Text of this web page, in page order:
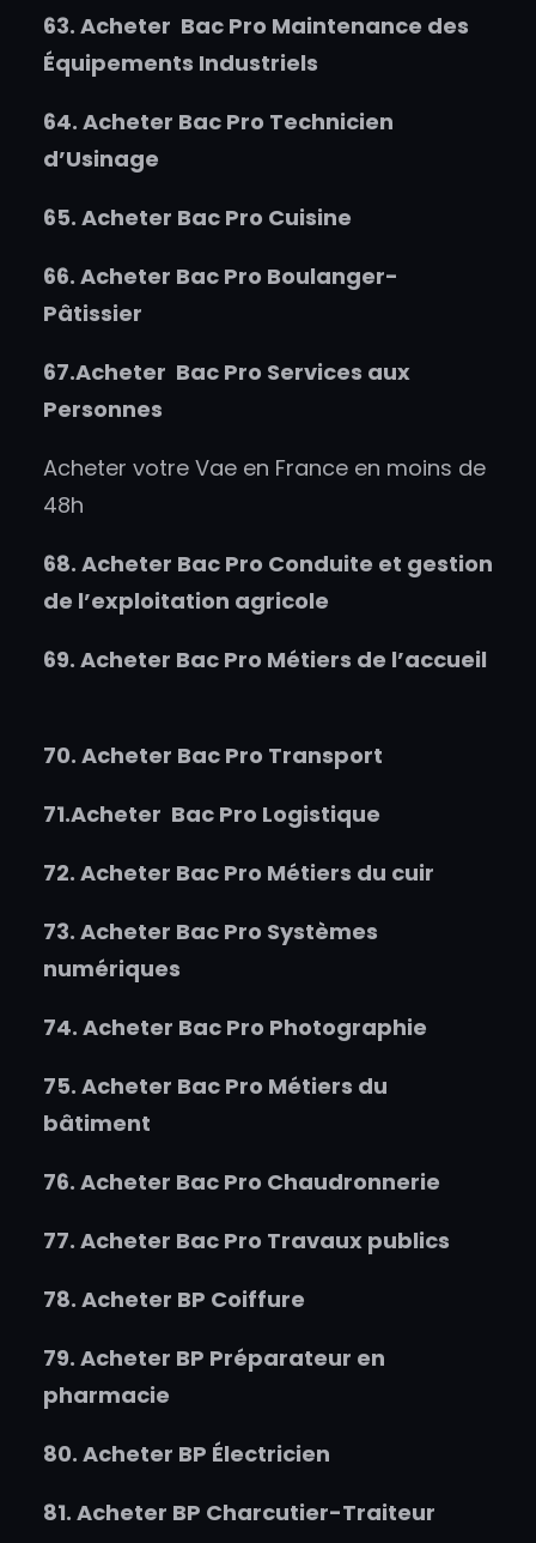
63. Acheter Bac Pro Maintenance des
Équipements Industriels
64. Acheter Bac Pro Technicien
d’Usinage
65. Acheter Bac Pro Cuisine
66. Acheter Bac Pro Boulanger-
Pâtissier
67.Acheter Bac Pro Services aux
Personnes
Acheter votre Vae en France en moins de
48h
68. Acheter Bac Pro Conduite et gestion
de l’exploitation agricole
69. Acheter Bac Pro Métiers de l’accueil
70. Acheter Bac Pro Transport
71.Acheter Bac Pro Logistique
72. Acheter Bac Pro Métiers du cuir
73. Acheter Bac Pro Systèmes
numériques
74. Acheter Bac Pro Photographie
75. Acheter Bac Pro Métiers du
bâtiment
76. Acheter Bac Pro Chaudronnerie
77. Acheter Bac Pro Travaux publics
78. Acheter BP Coiffure
79. Acheter BP Préparateur en
pharmacie
80. Acheter BP Électricien
81. Acheter BP Charcutier-Traiteur